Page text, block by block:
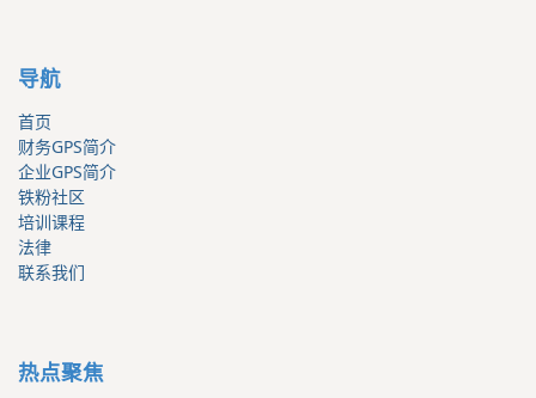
导航
首页
财务GPS简介
企业GPS简介
铁粉社区
培训课程
法律
联系我们
热点聚焦